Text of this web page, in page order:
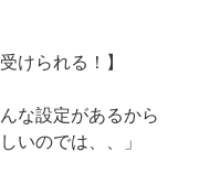
けられる！】
な設定があるから
いのでは、、」